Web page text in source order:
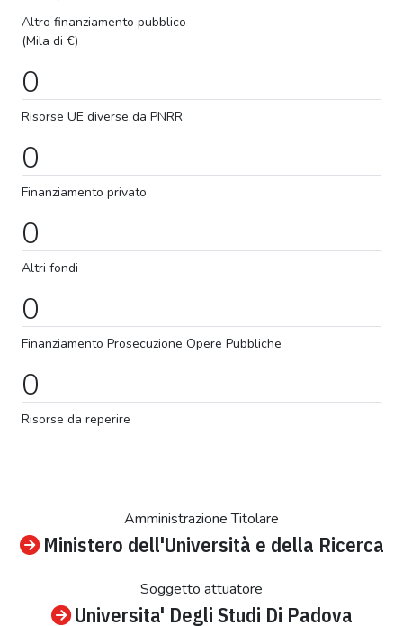
Altro finanziamento pubblico
(Mila di €)
0
Risorse UE diverse da PNRR
0
Finanziamento privato
0
Altri fondi
0
Finanziamento Prosecuzione Opere Pubbliche
0
Risorse da reperire
Amministrazione Titolare
Ministero dell'Università e della Ricerca
Soggetto attuatore
Universita' Degli Studi Di Padova